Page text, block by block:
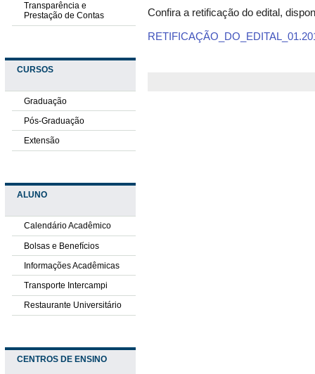
Transparência e
Prestação de Contas
CURSOS
Graduação
Pós-Graduação
Extensão
ALUNO
Calendário Acadêmico
Bolsas e Benefícios
Informações Acadêmicas
Transporte Intercampi
Restaurante Universitário
CENTROS DE ENSINO
Confira a retificação do edital,
RETIFICAÇÃO_DO EDITAL _